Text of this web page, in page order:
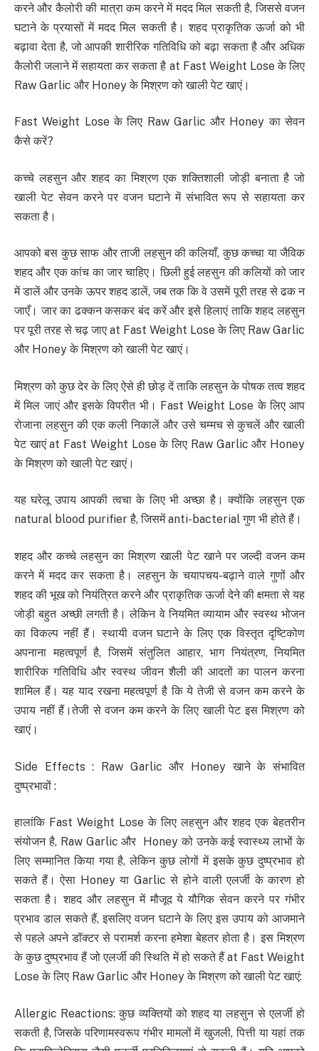
करने और कैलोरी की मात्रा कम करने में मदद मिल सकती है, जिससे वजन
घटाने के प्रयासों में मदद मिल सकती है। शहद प्राकृतिक ऊर्जा को भी
बढ़ावा देता है, जो आपकी शारीरिक गतिविधि को बढ़ा सकता है और अधिक
कैलोरी जलाने में सहायता कर सकता है at Fast Weight Lose के लिए
Raw Garlic और Honey के मिश्रण को खाली पेट खाएं।
Fast Weight Lose के लिए Raw Garlic और Honey का सेवन
कैसे करें?
कच्चे लहसुन और शहद का मिश्रण एक शक्तिशाली जोड़ी बनाता है जो
खाली पेट सेवन करने पर वजन घटाने में संभावित रूप से सहायता कर
सकता है।
आपको बस कुछ साफ और ताजी लहसुन की कलियाँ, कुछ कच्चा या जैविक
शहद और एक कांच का जार चाहिए। छिली हुई लहसुन की कलियों को जार
में डालें और उनके ऊपर शहद डालें, जब तक कि वे उसमें पूरी तरह से ढक न
जाएँ। जार का ढक्कन कसकर बंद करें और इसे हिलाएं ताकि शहद लहसुन
पर पूरी तरह से चढ़ जाए at Fast Weight Lose के लिए Raw Garlic
और Honey के मिश्रण को खाली पेट खाएं।
मिश्रण को कुछ देर के लिए ऐसे ही छोड़ दें ताकि लहसुन के पोषक तत्व शहद
में मिल जाएं और इसके विपरीत भी। Fast Weight Lose के लिए आप
रोजाना लहसुन की एक कली निकालें और उसे चम्मच से कुचलें और खाली
पेट खाएं at Fast Weight Lose के लिए Raw Garlic और Honey
के मिश्रण को खाली पेट खाएं।
यह घरेलू उपाय आपकी त्वचा के लिए भी अच्छा है। क्योंकि लहसुन एक
natural blood purifier है, जिसमें anti-bacterial गुण भी होते हैं।
शहद और कच्चे लहसुन का मिश्रण खाली पेट खाने पर जल्दी वजन कम
करने में मदद कर सकता है। लहसुन के चयापचय-बढ़ाने वाले गुणों और
शहद की भूख को नियंत्रित करने और प्राकृतिक ऊर्जा देने की क्षमता से यह
जोड़ी बहुत अच्छी लगती है। लेकिन वे नियमित व्यायाम और स्वस्थ भोजन
का विकल्प नहीं हैं। स्थायी वजन घटाने के लिए एक विस्तृत दृष्टिकोण
अपनाना महत्वपूर्ण है, जिसमें संतुलित आहार, भाग नियंत्रण, नियमित
शारीरिक गतिविधि और स्वस्थ जीवन शैली की आदतों का पालन करना
शामिल हैं। यह याद रखना महत्वपूर्ण है कि ये तेजी से वजन कम करने के
उपाय नहीं हैं।तेजी से वजन कम करने के लिए खाली पेट इस मिश्रण को
खाएं।
Side Effects : Raw Garlic और Honey खाने के संभावित
दुष्प्रभावों :
हालांकि Fast Weight Lose के लिए लहसुन और शहद एक बेहतरीन
संयोजन है, Raw Garlic और Honey को उनके कई स्वास्थ्य लाभों के
लिए सम्मानित किया गया है, लेकिन कुछ लोगों में इसके कुछ दुष्प्रभाव हो
सकते हैं। ऐसा Honey या Garlic से होने वाली एलर्जी के कारण हो
सकता है। शहद और लहसुन में मौजूद ये यौगिक सेवन करने पर गंभीर
प्रभाव डाल सकते हैं, इसलिए वजन घटाने के लिए इस उपाय को आजमाने
से पहले अपने डॉक्टर से परामर्श करना हमेशा बेहतर होता है। इस मिश्रण
के कुछ दुष्प्रभाव हैं जो एलर्जी की स्थिति में हो सकते हैं at Fast Weight
Lose के लिए Raw Garlic और Honey के मिश्रण को खाली पेट खाएं:
Allergic Reactions: कुछ व्यक्तियों को शहद या लहसुन से एलर्जी हो
सकती है, जिसके परिणामस्वरूप गंभीर मामलों में खुजली, पित्ती या यहां तक